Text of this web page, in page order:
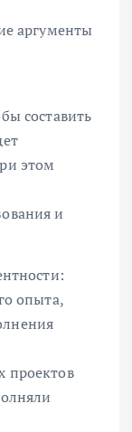
аргументы
составить
этом
и
опыта,
проектов